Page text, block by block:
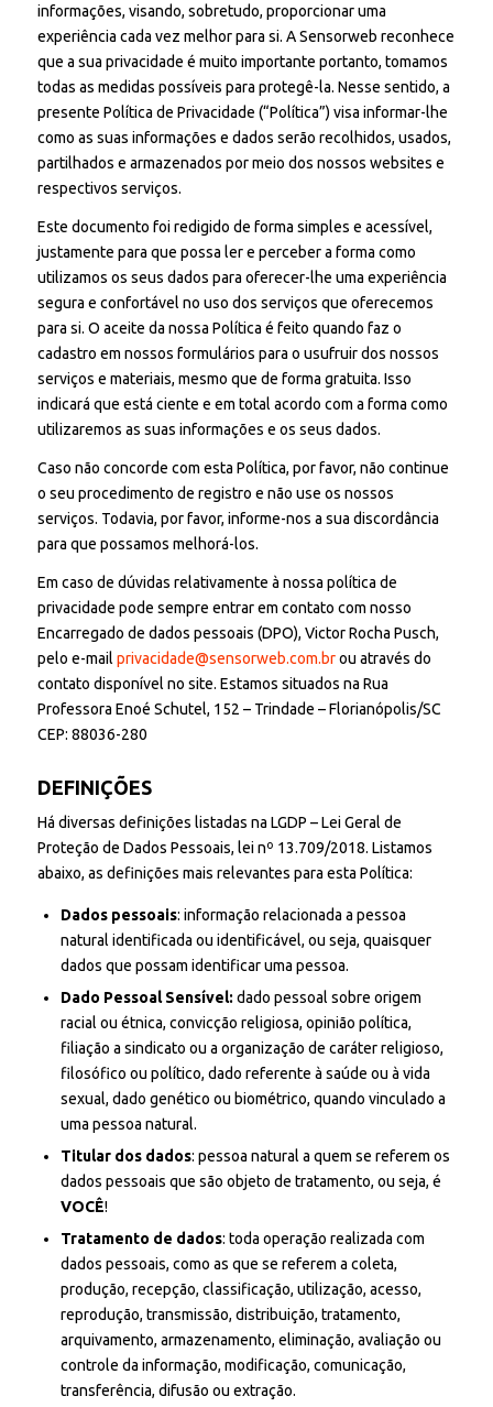
informações, visando, sobretudo, proporcionar uma
experiência cada vez melhor para si. A Sensorweb reconhece
que a sua privacidade é muito importante portanto, tomamos
todas as medidas possíveis para protegê-la. Nesse sentido, a
presente Política de Privacidade (“Política”) visa informar-lhe
como as suas informações e dados serão recolhidos, usados,
partilhados e armazenados por meio dos nossos websites e
respectivos serviços.
Este documento foi redigido de forma simples e acessível,
justamente para que possa ler e perceber a forma como
utilizamos os seus dados para oferecer-lhe uma experiência
segura e confortável no uso dos serviços que oferecemos
para si. O aceite da nossa Política é feito quando faz o
cadastro em nossos formulários para o usufruir dos nossos
serviços e materiais, mesmo que de forma gratuita. Isso
indicará que está ciente e em total acordo com a forma como
utilizaremos as suas informações e os seus dados.
Caso não concorde com esta Política, por favor, não continue
o seu procedimento de registro e não use os nossos
serviços. Todavia, por favor, informe-nos a sua discordância
para que possamos melhorá-los.
Em caso de dúvidas relativamente à nossa política de
privacidade pode sempre entrar em contato com nosso
Encarregado de dados pessoais (DPO), Victor Rocha Pusch,
pelo e-mail privacidade@sensorweb.com.brou através do
contato disponível no site. Estamos situados na Rua
Professora Enoé Schutel, 152 – Trindade – Florianópolis/SC
CEP: 88036-280
DEFINIÇÕES
Há diversas definições listadas na LGDP – Lei Geral de
Proteção de Dados Pessoais, lei nº 13.709/2018. Listamos
abaixo, as definições mais relevantes para esta Política:
Dados pessoais: informação relacionada a pessoa
natural identificada ou identificável, ou seja, quaisquer
dados que possam identificar uma pessoa.
Dado Pessoal Sensível: dado pessoal sobre origem
racial ou étnica, convicção religiosa, opinião política,
filiação a sindicato ou a organização de caráter religioso,
filosófico ou político, dado referente à saúde ou à vida
sexual, dado genético ou biométrico, quando vinculado a
uma pessoa natural.
Titular dos dados: pessoa natural a quem se referem os
dados pessoais que são objeto de tratamento, ou seja, é
VOCÊ!
Tratamento de dados: toda operação realizada com
dados pessoais, como as que se referem a coleta,
produção, recepção, classificação, utilização, acesso,
reprodução, transmissão, distribuição, tratamento,
arquivamento, armazenamento, eliminação, avaliação ou
controle da informação, modificação, comunicação,
transferência, difusão ou extração.